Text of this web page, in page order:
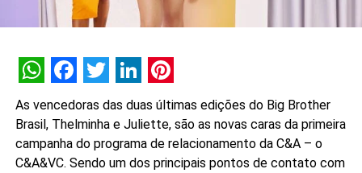
WhatsApp
Facebook
Twitter
LinkedIn
Pinterest
As vencedoras das duas últimas edições do Big Brother
Brasil, Thelminha e Juliette, são as novas caras da primeira
campanha do programa de relacionamento da C&A – o
C&A&VC. Sendo um dos principais pontos de contato com